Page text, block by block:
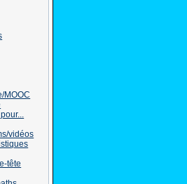
MOOC
vidéos
tête